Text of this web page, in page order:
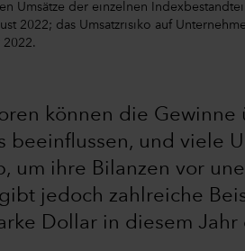
Umsätze der einzelnen
2022; das Umsatzrisiko auf
2022.
können die Gewinne
beeinflussen, und viele
um ihre Bilanzen vor
jedoch zahlreiche
Dollar in diesem Jahr